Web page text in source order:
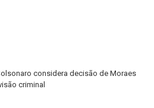
considera decisão de Moraes
criminal